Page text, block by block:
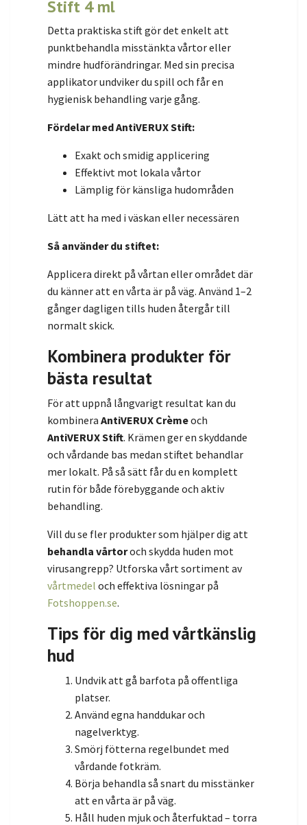
Stift 4 ml
Detta praktiska stift gör det enkelt att
punktbehandla misstänkta vårtor eller
mindre hudförändringar. Med sin precisa
applikator undviker du spill och får en
hygienisk behandling varje gång.
Fördelar med AntiVERUX Stift:
Exakt och smidig applicering
Effektivt mot lokala vårtor
Lämplig för känsliga hudområden
Lätt att ha med i väskan eller necessären
Så använder du stiftet:
Applicera direkt på vårtan eller området där
du känner att en vårta är på väg. Använd 1–2
gånger dagligen tills huden återgår till
normalt skick.
Kombinera produkter för
bästa resultat
För att uppnå långvarigt resultat kan du
kombinera AntiVERUX Crèmeoch
AntiVERUX Stift. Krämen ger en skyddande
och vårdande bas medan stiftet behandlar
mer lokalt. På så sätt får du en komplett
rutin för både förebyggande och aktiv
behandling.
Vill du se fler produkter som hjälper dig att
behandla vårtoroch skydda huden mot
virusangrepp? Utforska vårt sortiment av
vårtmedel och effektiva lösningar på
Fotshoppen.se.
Tips för dig med vårtkänslig
hud
Undvik att gå barfota på offentliga
platser.
Använd egna handdukar och
nagelverktyg.
Smörj fötterna regelbundet med
vårdande fotkräm.
Börja behandla så snart du misstänker
att en vårta är på väg.
Håll huden mjuk och återfuktad – torra